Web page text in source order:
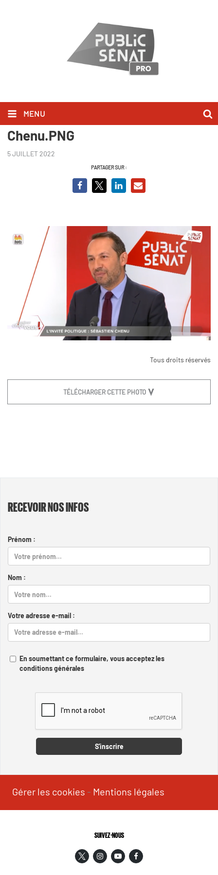
MENU
Capture BCVO Sébastien
Chenu.PNG
5 JUILLET 2022
PARTAGER SUR :
Tous droits réservés
TÉLÉCHARGER CETTE PHOTO
RECEVOIR NOS INFOS
Prénom :
Nom :
Votre adresse e-mail :
En soumettant ce formulaire, vous acceptez les
conditions générales
S'inscrire
Gérer les cookies - Mentions légales
SUIVEZ-NOUS